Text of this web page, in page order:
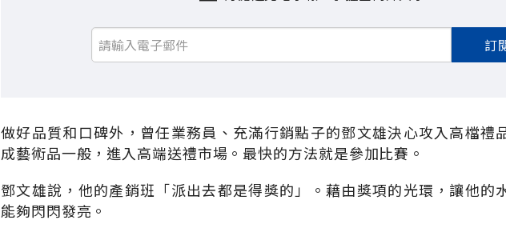
訂
做好品質和口碑外，曾任業務員、充滿行銷點子的鄧文雄決心攻入高檔禮
成藝術品一般，進入高端送禮市場。最快的方法就是參加比賽。
鄧文雄說，他的產銷班「派出去都是得獎的」。藉由獎項的光環，讓他的
能夠閃閃發亮。